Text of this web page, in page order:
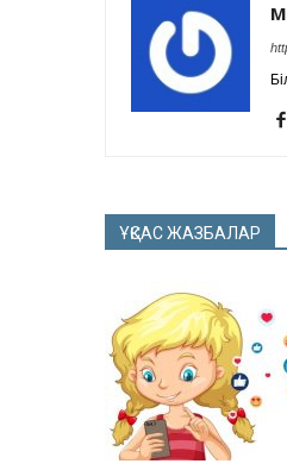
ҰҚСАС ЖАЗБАЛАР